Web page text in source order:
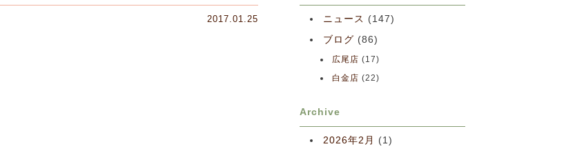
2017.01.25 ニュース (147)
ブログ (86)
広尾店 (17)
白金店 (22)
Archive
2026年2月
(1)